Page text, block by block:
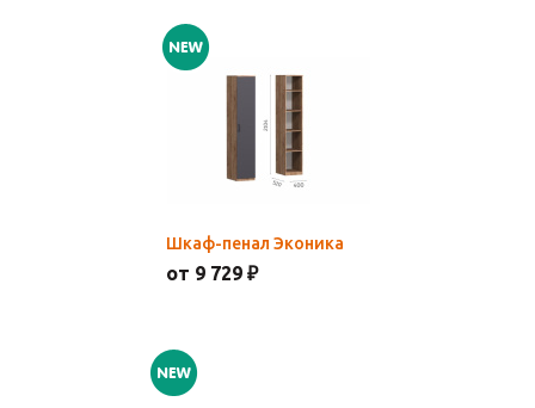
Шкаф-пенал Эконика
от 9 729 ₽